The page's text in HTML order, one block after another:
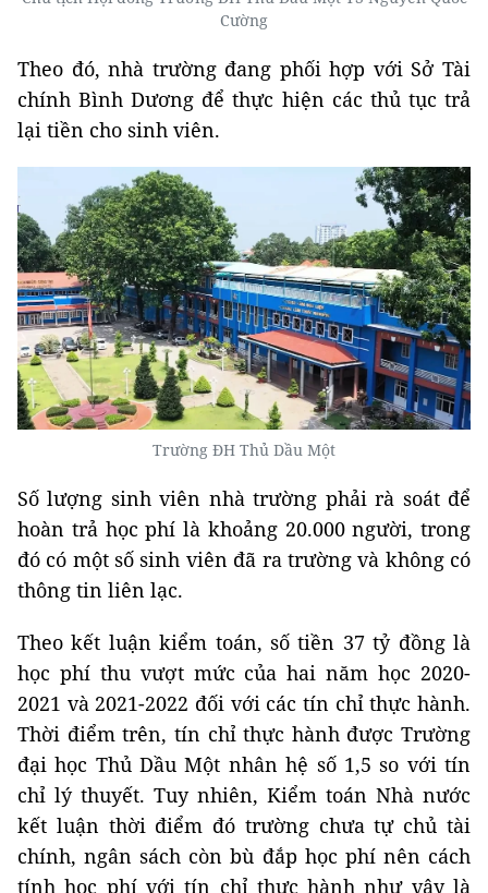
Cường
Theo đó, nhà trường đang phối hợp với Sở Tài
chính Bình Dương để thực hiện các thủ tục trả
lại tiền cho sinh viên.
Trường ĐH Thủ Dầu Một
Số lượng sinh viên nhà trường phải rà soát để
hoàn trả học phí là khoảng 20.000 người, trong
đó có một số sinh viên đã ra trường và không có
thông tin liên lạc.
Theo kết luận kiểm toán, số tiền 37 tỷ đồng là
học phí thu vượt mức của hai năm học 2020-
2021 và 2021-2022 đối với các tín chỉ thực hành.
Thời điểm trên, tín chỉ thực hành được Trường
đại học Thủ Dầu Một nhân hệ số 1,5 so với tín
chỉ lý thuyết. Tuy nhiên, Kiểm toán Nhà nước
kết luận thời điểm đó trường chưa tự chủ tài
chính, ngân sách còn bù đắp học phí nên cách
tính học phí với tín chỉ thực hành như vậy là